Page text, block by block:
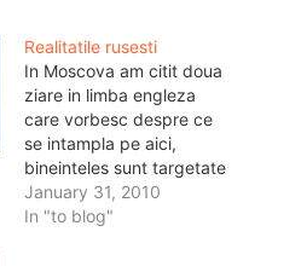
Realitatile rusesti
In Moscova am citit doua
ziare in limba engleza
care vorbesc despre ce
se intampla pe aici,
bineinteles sunt targetate
pentru turisti, astfel incat
le ofera stirile si
January 31, 2010
In "to blog"